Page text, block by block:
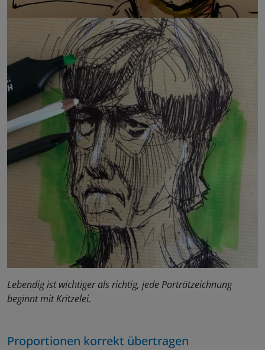
Lebendig ist wichtiger als richtig, jede Porträtzeichnung
beginnt mit Kritzelei.
Proportionen korrekt übertragen